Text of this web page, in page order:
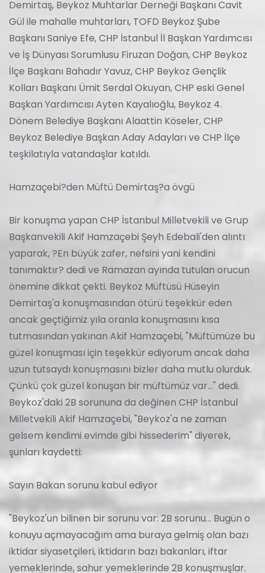
Demirtaş, Beykoz Muhtarlar Derneği Başkanı Cavit
Gül ile mahalle muhtarları, TOFD Beykoz Şube
Başkanı Saniye Efe, CHP İstanbul İl Başkan Yardımcısı
ve İş Dünyası Sorumlusu Firuzan Doğan, CHP Beykoz
İlçe Başkanı Bahadır Yavuz, CHP Beykoz Gençlik
Kolları Başkanı Ümit Serdal Okuyan, CHP eski Genel
Başkan Yardımcısı Ayten Kayalıoğlu, Beykoz 4.
Dönem Belediye Başkanı Alaattin Köseler, CHP
Beykoz Belediye Başkan Aday Adayları ve CHP İlçe
teşkilatıyla vatandaşlar katıldı.
Hamzaçebi?den Müftü Demirtaş?a övgü
Bir konuşma yapan CHP İstanbul Milletvekili ve Grup
Başkanvekili Akif Hamzaçebi Şeyh Edebali'den alıntı
yaparak, ?En büyük zafer, nefsini yani kendini
tanımaktır? dedi ve Ramazan ayında tutulan orucun
önemine dikkat çekti. Beykoz Müftüsü Hüseyin
Demirtaş'a konuşmasından ötürü teşekkür eden
ancak geçtiğimiz yıla oranla konuşmasını kısa
tutmasından yakınan Akif Hamzaçebi, "Müftümüze bu
güzel konuşması için teşekkür ediyorum ancak daha
uzun tutsaydı konuşmasını bizler daha mutlu olurduk.
Çünkü çok güzel konuşan bir müftümüz var..." dedi.
Beykoz'daki 2B sorununa da değinen CHP İstanbul
Milletvekili Akif Hamzaçebi, "Beykoz'a ne zaman
gelsem kendimi evimde gibi hissederim" diyerek,
şunları kaydetti:
Sayın Bakan sorunu kabul ediyor
"Beykoz'un bilinen bir sorunu var: 2B sorunu... Bugün o
konuyu açmayacağım ama buraya gelmiş olan bazı
iktidar siyasetçileri, iktidarın bazı bakanları, iftar
yemeklerinde, sahur yemeklerinde 2B konuşmuşlar.